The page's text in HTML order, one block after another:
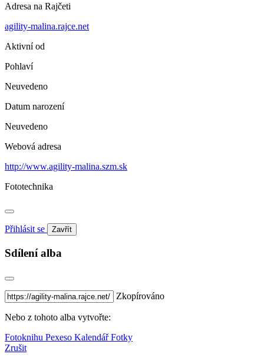
Adresa na Rajčeti
agility-malina.rajce.net
Aktivní od
Pohlaví
Neuvedeno
Datum narození
Neuvedeno
Webová adresa
http://www.agility-malina.szm.sk
Fototechnika
Přihlásit se Zavřít
Sdílení alba
Zkopírováno
Nebo z tohoto alba vytvořte:
Fotoknihu Pexeso KalendářFotky
Zrušit